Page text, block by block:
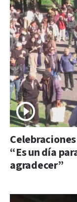
“Es un día
agradecer”